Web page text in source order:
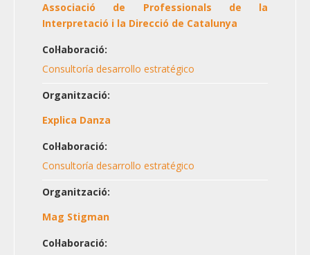
Associació de Professionals de la
Interpretació i la Direcció de Catalunya
Col·laboració:
Consultoría desarrollo estratégico
Organització:
Explica Danza
Col·laboració:
Consultoría desarrollo estratégico
Organització:
Mag Stigman
Col·laboració: